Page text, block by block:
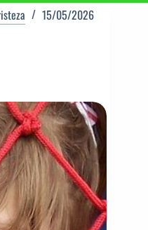
15/05/2026